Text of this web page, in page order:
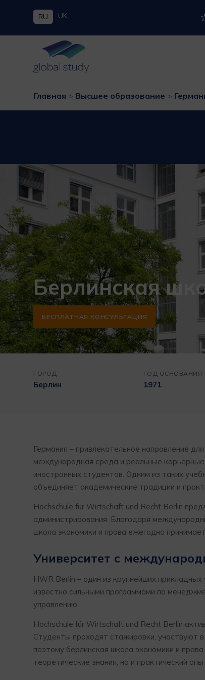
RU UK
Главная > Высшее образование >
Берлинская
БЕСПЛАТНАЯ КОНСУЛЬТАЦИЯ
ГОРОД
Берлин
ГОД ОСНОВАНИЯ
1971
Германия – привлекательное направление
международная среда и реальные
иностранных студентов. Одним из таких
объединяет академические традиции и
Hochschule für Wirtschaft und Recht Berlin
администрирования. Благодаря
школа экономики и права ежегодно
Университет с
HWR Berlin – один из крупнейших
известно сильными программами по
управлению.
Hochschule für Wirtschaft und Recht Berlin
Студенты проходят стажировки, участвуют
поэтому берлинская школа экономики и
теоретические знания, но и практический